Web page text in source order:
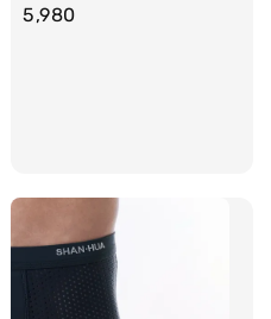
price
5,980